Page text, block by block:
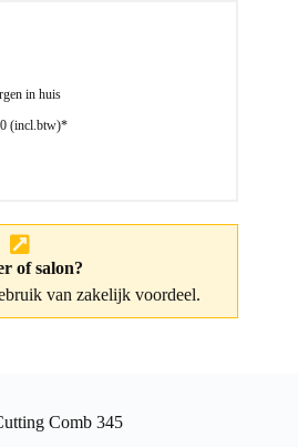
in huis
(incl.btw)*
of salon?
van zakelijk voordeel.
Comb 345